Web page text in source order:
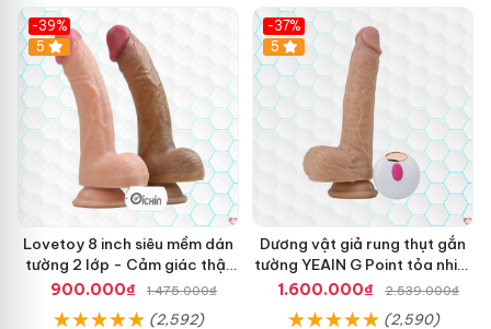
-39%
Hot
5
Lovetoy 8 inch siêu mềm dán
tường 2 lớp - Cảm giác thật
nhất
900.000₫ 1.475.000₫
(2,592)
-37%
5
Dương vật giả rung thụt gắn
tường YEAIN G Point tỏa nhiệt
điều khiển từ xa
1.600.000₫ 2.539.000₫
(2,590)